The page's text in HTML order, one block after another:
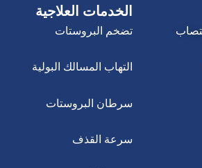
الخدمات العلاجية
تضخم البروستات
التهاب المسالك البولية
سرطان البروستات
سرعة القذف